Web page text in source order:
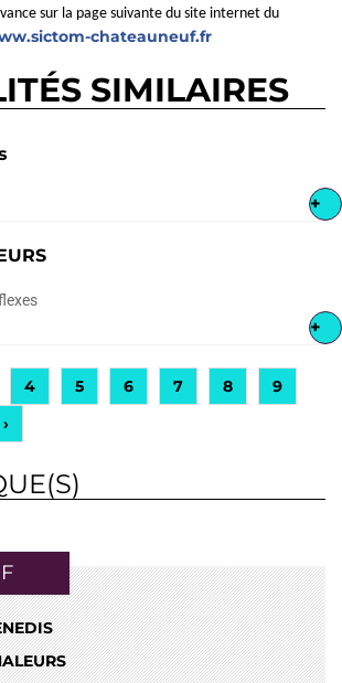
sur la page suivante du site internet du
chateauneuf.fr
SIMILAIRES
+
+
4 5 6 7 8 9